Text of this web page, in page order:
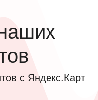
с Яндекс.Карт